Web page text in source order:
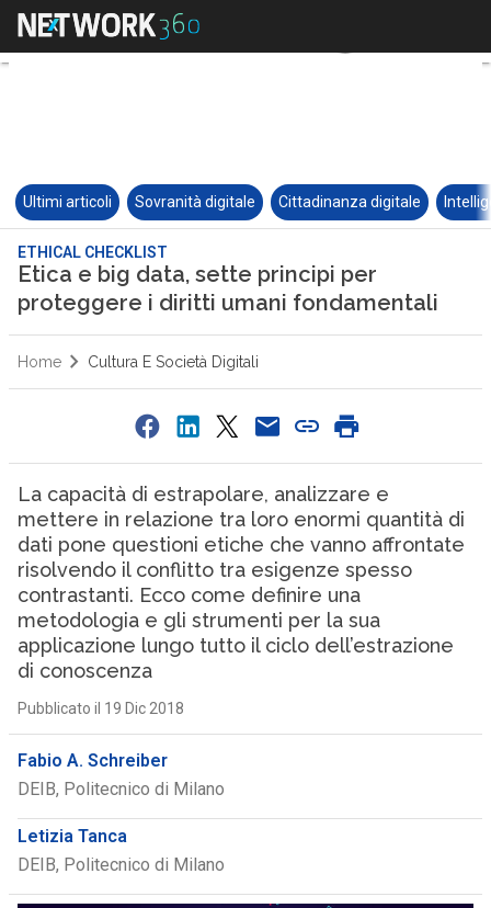
Ultimi articoli Sovranità digitale Cittadinanza digitale
ETHICAL CHECKLIST
Etica e big data, sette principi per
proteggere i diritti umani fondamentali
Home Cultura E Società Digitali
La capacità di estrapolare, analizzare e
mettere in relazione tra loro enormi quantità di
dati pone questioni etiche che vanno affrontate
risolvendo il conflitto tra esigenze spesso
contrastanti. Ecco come definire una
metodologia e gli strumenti per la sua
applicazione lungo tutto il ciclo dell’estrazione
di conoscenza
Pubblicato il 19 Dic 2018
Fabio A. Schreiber
DEIB, Politecnico di Milano
Letizia Tanca
DEIB, Politecnico di Milano